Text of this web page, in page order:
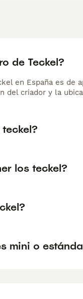
de Teckel?
en España es de
del criador y la
los teckel?
mini o